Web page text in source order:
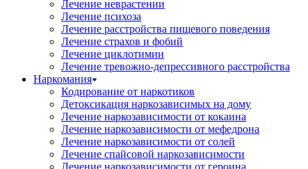
Лечение неврастении
Лечение психоза
Лечение расстройства пищевого поведения
Лечение страхов и фобий
Лечение циклотимии
Лечение тревожно-депрессивного расстройства
Наркомания
Кодирование от наркотиков
Детоксикация наркозависимых на дому
Лечение наркозависимости от кокаина
Лечение наркозависимости от мефедрона
Лечение наркозависимости от солей
Лечение спайсовой наркозависимости
Лечение наркозависимости от героина